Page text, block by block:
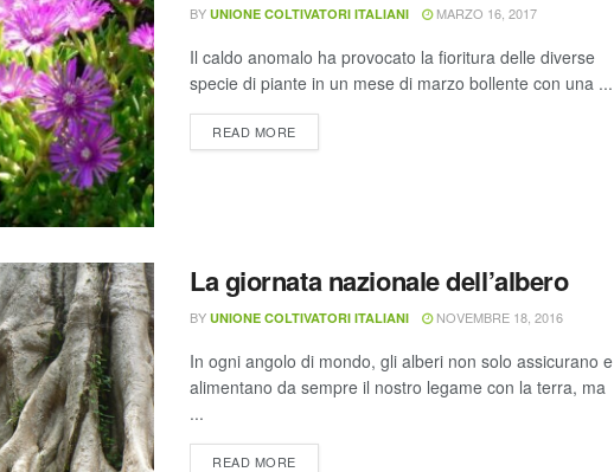
BY UNIONE COLTIVATORI ITALIANI MARZO 16, 2017
Il caldo anomalo ha provocato la fioritura delle diverse
specie di piante in un mese di marzo bollente con una ...
READ MORE
La giornata nazionale dell’albero
BY UNIONE COLTIVATORI ITALIANI NOVEMBRE 18, 2016
In ogni angolo di mondo, gli alberi non solo assicurano e
alimentano da sempre il nostro legame con la terra, ma
...
READ MORE